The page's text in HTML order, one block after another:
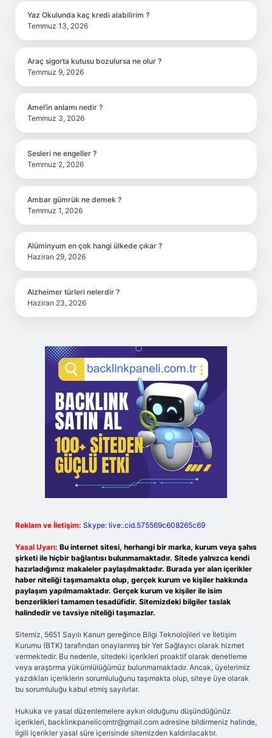
Yaz Okulunda kaç kredi alabilirim ?
Temmuz 13, 2026
Araç sigorta kutusu bozulursa ne olur ?
Temmuz 9, 2026
Amel’in anlamı nedir ?
Temmuz 3, 2026
Sesleri ne engeller ?
Temmuz 2, 2026
Ambar gümrük ne demek ?
Temmuz 1, 2026
Alüminyum en çok hangi ülkede çıkar ?
Haziran 29, 2026
Alzheimer türleri nelerdir ?
Haziran 23, 2026
Reklam ve İletişim: Skype: live:.cid.575569c608265c69
Yasal Uyarı: Bu internet sitesi, herhangi bir marka, kurum veya şahıs
şirketi ile hiçbir bağlantısı bulunmamaktadır. Sitede yalnızca kendi
hazırladığımız makaleler paylaşılmaktadır. Burada yer alan içerikler
haber niteliği taşımamakta olup, gerçek kurum ve kişiler hakkında
paylaşım yapılmamaktadır. Gerçek kurum ve kişiler ile isim
benzerlikleri tamamen tesadüfidir. Sitemizdeki bilgiler taslak
halindedir ve tavsiye niteliği taşımazlar.
Sitemiz, 5651 Sayılı Kanun gereğince Bilgi Teknolojileri ve İletişim
Kurumu (BTK) tarafından onaylanmış bir Yer Sağlayıcı olarak hizmet
vermektedir. Bu nedenle, sitedeki içerikleri proaktif olarak denetleme
veya araştırma yükümlülüğümüz bulunmamaktadır. Ancak, üyelerimiz
yazdıkları içeriklerin sorumluluğunu taşımakta olup, siteye üye olarak
bu sorumluluğu kabul etmiş sayılırlar.
Hukuka ve yasal düzenlemelere aykırı olduğunu düşündüğünüz
içerikleri, backlinkpanelicomtr@gmail.com adresine bildirmeniz halinde,
ilgili içerikler yasal süre içerisinde sitemizden kaldırılacaktır.